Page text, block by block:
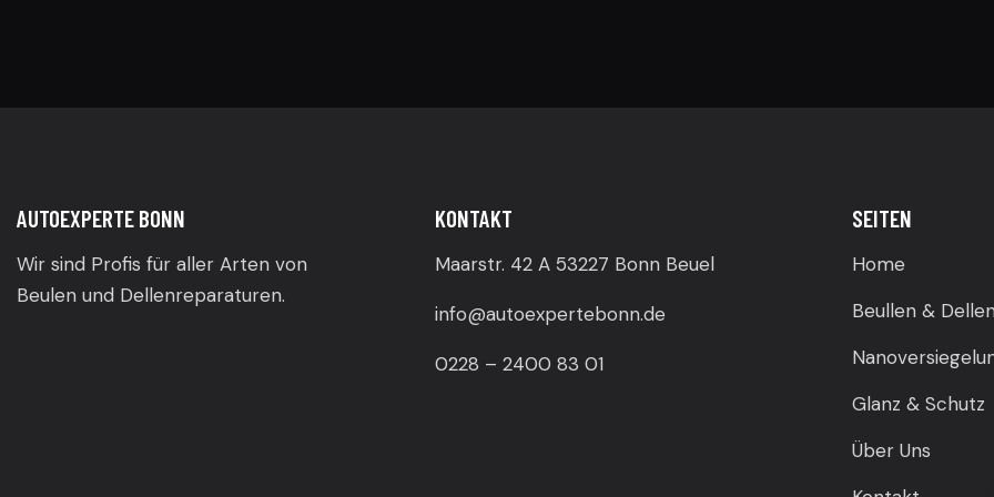
AUTOEXPERTE BONN
Wir sind Profis für aller Arten von
Beulen und Dellenreparaturen.
KONTAKT
Maarstr. 42 A 53227 Bonn Beuel
info@autoexpertebonn.de
0228 – 2400 83 01
SEITEN
Home
Beullen &
Glanz & Schutz
Über Uns